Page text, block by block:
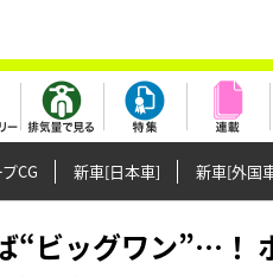
CG 新車[日本車] 新車[外国
“ビッグワン”…！